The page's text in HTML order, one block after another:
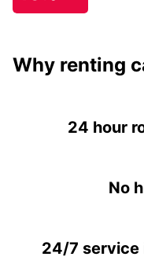
Why renting
24 hour
No
24/7 service